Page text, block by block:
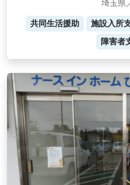
埼玉県
共同生活援助 施設入所
障害者